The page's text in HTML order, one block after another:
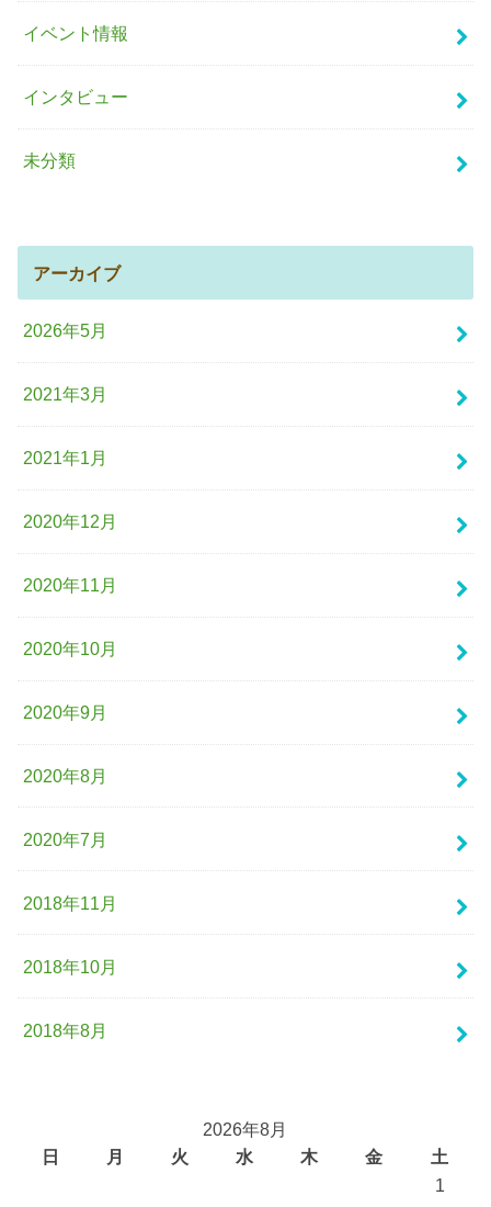
イベント情報
インタビュー
未分類
アーカイブ
2026年5月
2021年3月
2021年1月
2020年12月
2020年11月
2020年10月
2020年9月
2020年8月
2020年7月
2018年11月
2018年10月
2018年8月
2026年8月
日
月 火 水 木 金
土
1